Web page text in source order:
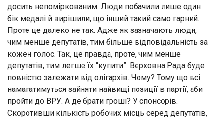
досить непоміркованим. Люди побачили лише один
бік медалі й вирішили, що інший такий само гарний.
Проте це далеко не так. Адже як зазначають люди,
чим менше депутатів, тим більше відповідальність за
кожен голос. Так, це правда, проте, чим менше
депутатів, тим легше їх “купити”. Верховна Рада буде
повністю залежати від олігархів. Чому? Тому що всі
намагатимуться зайняти найвищі позиції в партії, аби
пройти до ВРУ. А де брати гроші? У спонсорів.
Скоротивши кількість робочих місць серед депутатів,